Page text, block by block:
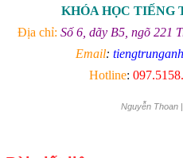
KHÓA HỌC TIẾNG
Địa chỉ: Số 6, dãy B5, ngõ 221
Email:
Hotline:
Nguyễn Thoan |